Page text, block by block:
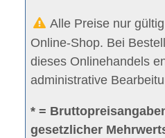
Alle Preise nur
Online-Shop. Bei
dieses Onlinehandels
administrative
* =
gesetzlicher